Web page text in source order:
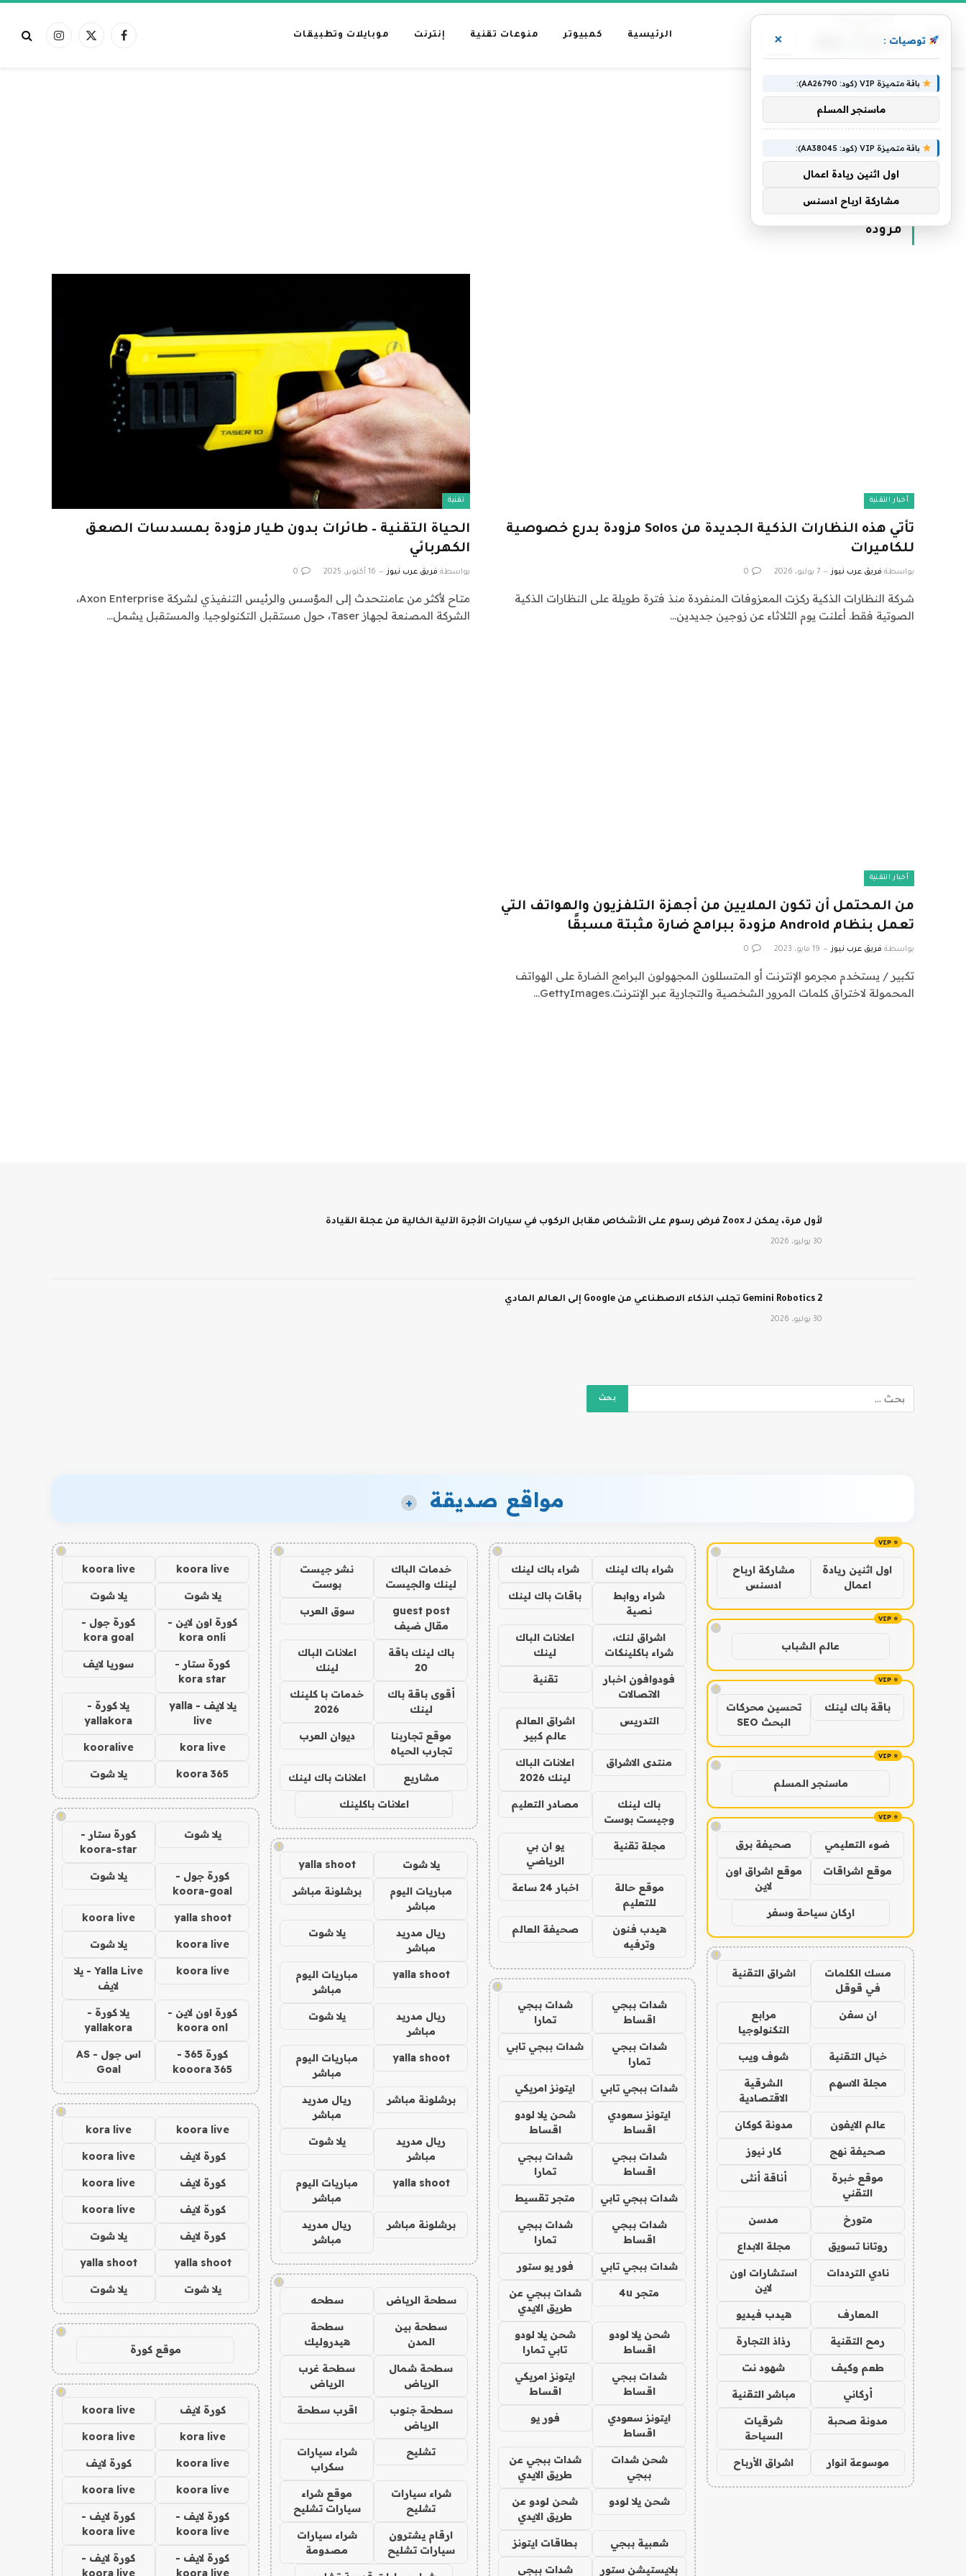
الرئيسية كمبيوتر منوعات تقنية إنترنت موبايلات وتطبيقات فيسبوكX
الانستغرام
مزودة
أخبار التقنية
تأتي هذه النظارات الذكية الجديدة من Solos مزودة بدرع خصوصية
للكاميرات
بواسطة فريق عرب نيوز 7 يوليو، 2026 0
شركة النظارات الذكية ركزت المعزوفات المنفردة منذ فترة طويلة على النظارات الذكية
الصوتية فقط. أعلنت يوم الثلاثاء عن زوجين جديدين…
تقنية
الحياة التقنية – طائرات بدون طيار مزودة بمسدسات الصعق
الكهربائي
بواسطة فريق عرب نيوز 16 أكتوبر، 2025 0
متاح لأكثر من عامنتحدث إلى المؤسس والرئيس التنفيذي لشركة Axon Enterprise،
الشركة المصنعة لجهاز Taser، حول مستقبل التكنولوجيا. والمستقبل يشمل…
أخبار التقنية
من المحتمل أن تكون الملايين من أجهزة التلفزيون والهواتف التي
تعمل بنظام Android مزودة ببرامج ضارة مثبتة مسبقًا
بواسطة فريق عرب نيوز 19 مايو، 2023 0
تكبير / يستخدم مجرمو الإنترنت أو المتسللون المجهولون البرامج الضارة على الهواتف
المحمولة لاختراق كلمات المرور الشخصية والتجارية عبر الإنترنت.GettyImages…
لأول مرة، يمكن لـ Zoox فرض رسوم على الأشخاص مقابل الركوب في سيارات الأجرة الآلية الخالية من عجلة القيادة
30 يوليو، 2026
Gemini Robotics 2 تجلب الذكاء الاصطناعي من Google إلى العالم المادي
30 يوليو، 2026
مواقع صديقة +
!
اول اثنين ريادة
اعمال
مشاركة ارباح
ادسنس
!
عالم الشباب
!
باقة باك لينك
تحسين محركات
البحث SEO
!
ماسنجر المسلم
!
ضوء التعليمي صحيفة برق
موقع اشراقات
موقع اشراق اون
لاين
اركان سياحة وسفر
!
مسك الكلمات
في قوقل
اشراق التقنية
ان سفن
مرابع
التكنولوجيا
خيال التقنية شوف ويب
مجلة الاسهم
الشرقية
الاقتصادية
عالم الايفون مدونة كوكان
صحيفة نهج كار نيوز
موقع خبرة
التقني
أناقة أنثى
متورخ مدسن
روتانا تسويق مجلة الابداع
نادي الترددات
استشارات اون
لاين
المعارف هيدب فيديو
رمح التقنية رذاذ التجارة
طعم وكيف شهود نت
أركاني مباشر التقنية
مدونة صحبة
شرقيات
السياحة
موسوعة انوار اشراق الأرباح
!
شراء باك لينك شراء باك لينك
شراء روابط
نصية
باقات باك لينك
اشراق لنك،
شراء باكلينكات
اعلانات الباك
لينك
فودوافون اخبار
الاتصالات
تقنية
التدريس
اشراق العالم
عالم كبير
منتدى الاشراق
اعلانات الباك
لينك 2026
باك لينك
وجيست بوست
مصادر التعليم
مجلة تقنية
يو ان بي
الرياضي
موقع حالة
للتعليم
اخبار 24 ساعة
هيدب فنون
وترفيه
صحيفة العالم
!
شدات ببجي
اقساط
شدات ببجي
تمارا
شدات ببجي
تمارا
شدات ببجي تابي
شدات ببجي تابي ايتونز امريكي
ايتونز سعودي
اقساط
شحن يلا لودو
اقساط
شدات ببجي
اقساط
شدات ببجي
تمارا
شدات ببجي تابي متجر تقسيط
شدات ببجي
اقساط
شدات ببجي
تمارا
شدات ببجي تابي فور يو ستور
متجر 4u
شدات ببجي عن
طريق الايدي
شحن يلا لودو
اقساط
شحن يلا لودو
تابي تمارا
شدات ببجي
اقساط
ايتونز امريكي
اقساط
ايتونز سعودي
اقساط
فور يو
شحن شدات
ببجي
شدات ببجي عن
طريق الايدي
شحن يلا لودو
شحن لودو عن
طريق الايدي
شعبية ببجي بطاقات ايتونز
بلايستيشن ستور شدات ببجي
!
خدمات الباك
لينك والجيست
نشر جيست
بوست
guest post
مقال ضيف
سوق العرب
باك لينك باقة
20
اعلانات الباك
لينك
أقوى باقة باك
لينك
خدمات با كلينك
2026
موقع تجاربنا
تجارب الحياه
ديوان العرب
مشاريع اعلانات باك لينك
اعلانات باكلينك
!
يلا شوت yalla shoot
مباريات اليوم
مباشر
برشلونة مباشر
ريال مدريد
مباشر
يلا شوت
yalla shoot
مباريات اليوم
مباشر
ريال مدريد
مباشر
يلا شوت
yalla shoot
مباريات اليوم
مباشر
برشلونة مباشر
ريال مدريد
مباشر
ريال مدريد
مباشر
يلا شوت
yalla shoot
مباريات اليوم
مباشر
برشلونة مباشر
ريال مدريد
مباشر
!
سطحة الرياض سطحه
سطحة بين
المدن
سطحة
هيدروليك
سطحة شمال
الرياض
سطحة غرب
الرياض
سطحة جنوب
الرياض
اقرب سطحة
تشليح
شراء سيارات
سكراب
شراء سيارات
تشليح
موقع شراء
سيارات تشليح
ارقام يشترون
سيارات تشليح
شراء سيارات
مصدومة
!
koora live
koora live
يلا شوت يلا شوت
كورة اون لاين -
kora onli
كورة جول -
kora goal
كورة ستار -
kora star
سوريا لايف
يلا لايف - yalla
live
يلا كورة -
yallakora
kora live
kooralive
koora 365 يلا شوت
!
يلا شوت
كورة ستار -
koora-star
كورة جول -
koora-goal
يلا شوت
yalla shoot
koora live
koora live يلا شوت
koora live
Yalla Live - يلا
لايف
كورة اون لاين -
koora onl
يلا كورة -
yallakora
كورة 365 -
kooora 365
اس جول - AS
Goal
!
koora live
kora live
كورة لايف koora live
كورة لايف koora live
كورة لايف koora live
كورة لايف يلا شوت
yalla shoot
yalla shoot
يلا شوت يلا شوت
!
موقع كورة
!
كورة لايف koora live
kora live
koora live
koora live كورة لايف
koora live
koora live
كورة لايف -
koora live
كورة لايف -
koora live
كورة لايف -
koora live
كورة لايف -
koora live
توصيات : ×
باقة متميزة VIP (كود: AA26790):
ماسنجر المسلم
باقة متميزة VIP (كود: AA38045):
اول اثنين ريادة اعمال
مشاركة ارباح ادسنس